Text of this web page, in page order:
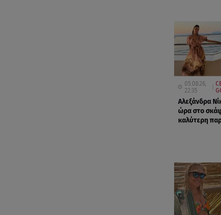
05.08.26,
22:35
Αλεξάνδρα
ώρα στο
καλύτερη